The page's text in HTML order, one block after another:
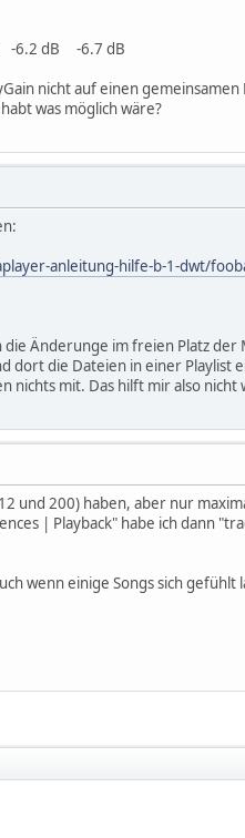
6.2 dB -6.7 dB
nicht auf einen
was möglich wäre?
anleitung-hilfe-b-1-dwt/
Änderunge im freien Platz
die Dateien in einer Playlist
nichts mit. Das hilft mir also nicht
und 200) haben, aber nur
| Playback" habe ich dann
wenn einige Songs sich